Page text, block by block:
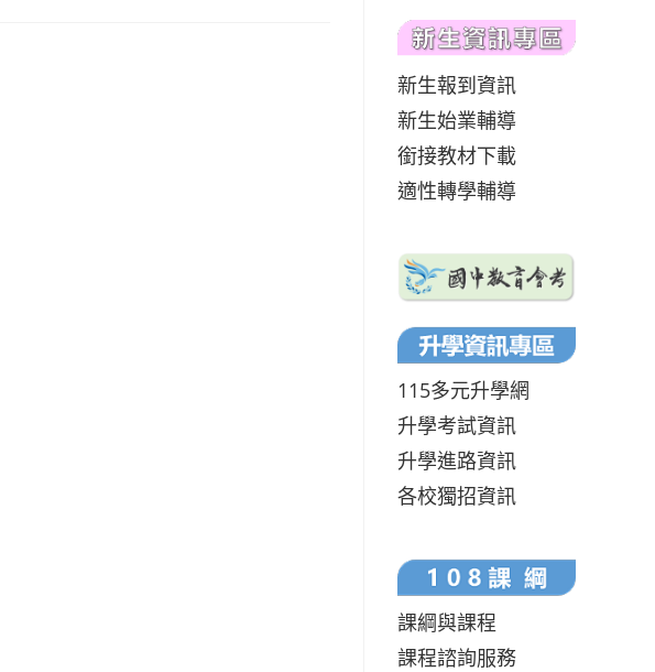
新生報到資訊
新生始業輔導
銜接教材下載
適性轉學輔導
115多元升學網
升學考試資訊
升學進路資訊
各校獨招資訊
課綱與課程
課程諮詢服務